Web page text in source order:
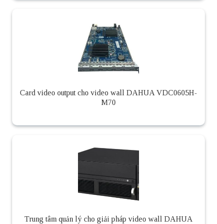
Card video output cho video wall DAHUA VDC0605H-
M70
Trung tâm quản lý cho giải pháp video wall DAHUA